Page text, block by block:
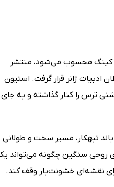
کینگ محسوب می‌شود، منتشر
سلطان ادبیات ژانر قرار گرفت. استیون
ترس را کنار گذاشته و به
تبهکار، مسیر سخت و
روحی سنگین چگونه می‌تواند
نقشه‌ای خشونت‌بار وقف کند.